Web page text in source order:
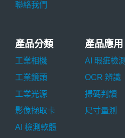
聯絡我們
產品分類
工業相機
工業鏡頭
工業光源
影像擷取卡
AI 檢測軟體
產品應用
AI 瑕疵檢測
OCR 辨識
掃碼判讀
尺寸量測